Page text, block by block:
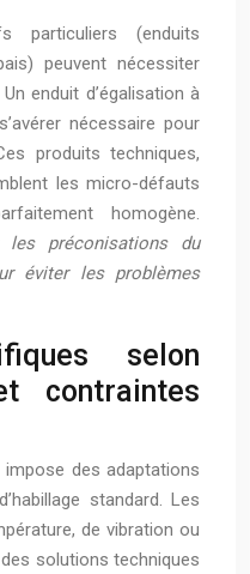
particuliers (enduits
peuvent nécessiter
enduit d’égalisation à
nécessaire pour
produits techniques,
les micro-défauts
homogène.
les préconisations du
éviter les problèmes
selon
contraintes
impose des adaptations
standard. Les
de vibration ou
solutions techniques